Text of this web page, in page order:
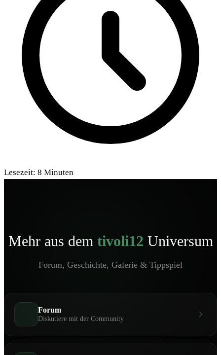
Lesezeit: 8 Minuten
Mehr aus dem tivoli12 Universum
Forum, Geschichte, Galerie & Tippspiel
Forum
Diskutiere mit der Community